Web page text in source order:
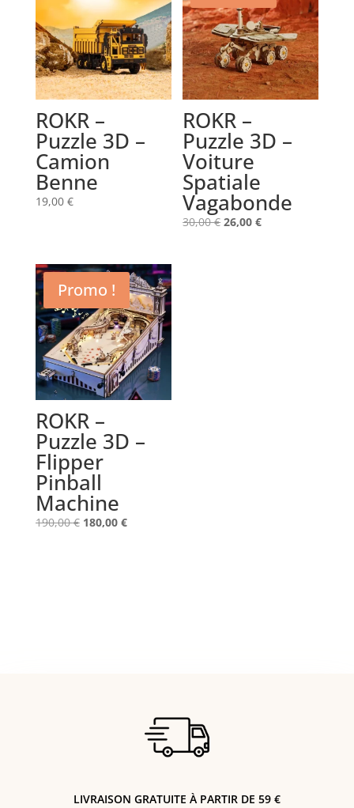
ROKR –
Puzzle 3D –
Camion
Benne
19,00 €
ROKR –
Puzzle 3D –
Voiture
Spatiale
Vagabonde
30,00€ Le
26,00€Le
Promo !
ROKR –
Puzzle 3D –
Flipper
Pinball
Machine
190,00€ Le
180,00 €Le
LIVRAISON GRATUITE À PARTIR DE 59 €